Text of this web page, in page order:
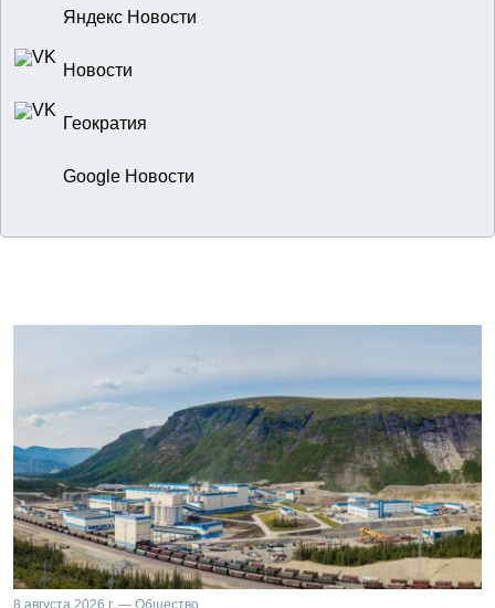
Яндекс Новости
Новости
Геократия
Google Новости
8 августа 2026 г. — Общество